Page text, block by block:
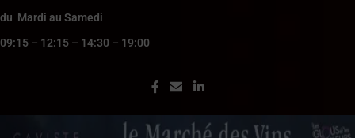
du Mardi au Samedi
09:15 – 12:15 – 14:30 – 19:00